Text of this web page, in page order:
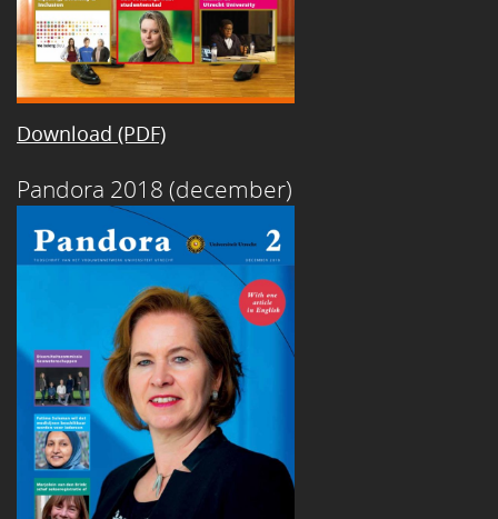
Download (PDF)
Pandora 2018 (december)